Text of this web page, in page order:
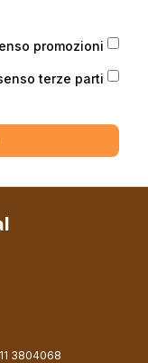
promozioni
terze parti
3804068